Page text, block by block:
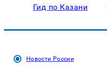
Гид по Казани
Новости России